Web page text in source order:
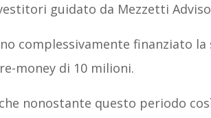
guidato da Mezzetti
complessivamente finanziato
money di 10 milioni.
nonostante questo periodo